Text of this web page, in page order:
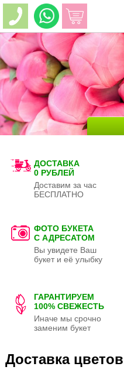
ДОСТАВКА
0 РУБЛЕЙ
Доставим за час
БЕСПЛАТНО
ФОТО БУКЕТА
С АДРЕСАТОМ
Вы увидете Ваш
букет и её улыбку
ГАРАНТИРУЕМ
100% СВЕЖЕСТЬ
Иначе мы срочно
заменим букет
Доставка